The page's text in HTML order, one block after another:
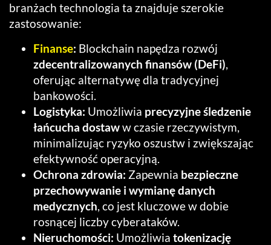
branżach technologia ta znajduje szerokie
zastosowanie:
Finanse: Blockchain napędza rozwój
zdecentralizowanych finansów (DeFi)
oferując alternatywę dla tradycyjnej
bankowości.
Logistyka: Umożliwia precyzyjne śledzenie
łańcucha dostaww czasie rzeczywistym,
minimalizując ryzyko oszustw i zwiększając
efektywność operacyjną.
Ochrona zdrowia: Zapewnia bezpieczne
przechowywanie i wymianę danych
medycznych , co jest kluczowe w dobie
rosnącej liczby cyberataków.
Nieruchomości: Umożliwia tokenizację